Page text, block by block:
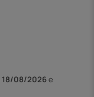
18/08/2026e